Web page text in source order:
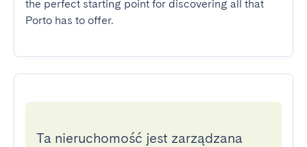
the perfect starting point for discovering all that
Porto has to offer.
Ta nieruchomość jest zarządzana